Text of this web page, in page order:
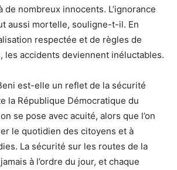
de nombreux innocents. L’ignorance
aussi mortelle, souligne-t-il. En
respectée et de règles de
les accidents deviennent inéluctables.
est-elle un reflet de la sécurité
la République Démocratique du
se pose avec acuité, alors que l’on
le quotidien des citoyens et à
La sécurité sur les routes de la
à l’ordre du jour, et chaque